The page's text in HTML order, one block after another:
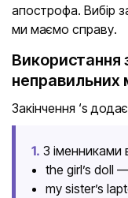
апострофа. Вибір
ми маємо справу.
Використання
Закінчення ‘s
1. З іменниками
the girl’s doll
my sister’s